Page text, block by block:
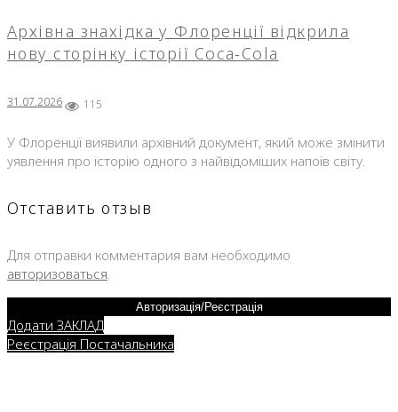
Архівна знахідка у Флоренції відкрила
нову сторінку історії Coca-Cola
31.07.2026 115
У Флоренції виявили архівний документ, який може змінити
уявлення про історію одного з найвідоміших напоїв світу.
Отставить отзыв
Для отправки комментария вам необходимо
авторизоваться
Авторизація/Реєстрація
Додати ЗАКЛАД
Реєстрація Постачальника